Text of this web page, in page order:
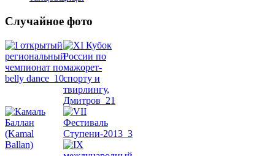
Случайное фото
Dance